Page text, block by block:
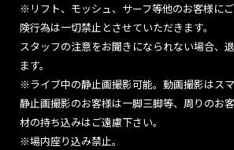
※リフト、モッシュ、サーフ等他のお客様に
険行為は一切禁止とさせていただきます。
スタッフの注意をお聞きになられない場合、
ます。
※ライブ中の静止画撮影可能。動画撮影はスマ
静止画撮影のお客様は一脚三脚等、周りのお
材の持ち込みはご遠慮下さい。
※場内座り込み禁止。